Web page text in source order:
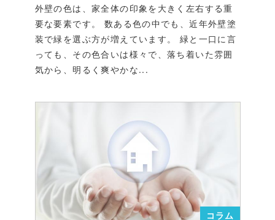
外壁の色は、家全体の印象を大きく左右する重
要な要素です。 数ある色の中でも、近年外壁塗
装で緑を選ぶ方が増えています。 緑と一口に言
っても、その色合いは様々で、落ち着いた雰囲
気から、明るく爽やかな...
コラム